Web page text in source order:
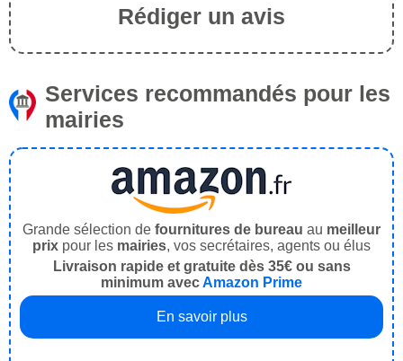
Rédiger un avis
Services recommandés pour les
mairies
Grande sélection de fournitures de bureau au meilleur
prix pour les mairies, vos secrétaires, agents ou élus
Livraison rapide et gratuite dès 35€ ou sans
minimum avecAmazon Prime
En savoir plus